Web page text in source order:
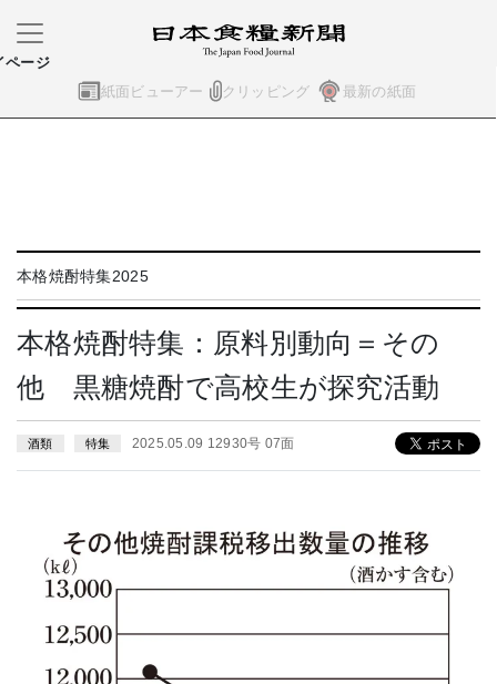
紙面ビューアー クリッピング 最新の紙面
ページ
本格焼酎特集2025
本格焼酎特集：原料別動向＝その
他 黒糖焼酎で高校生が探究活動
酒類 特集 2025.05.09 12930号 07面